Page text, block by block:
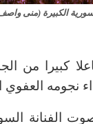
الكبيرة (منى
كبيرا من
نجومه
الفنانة